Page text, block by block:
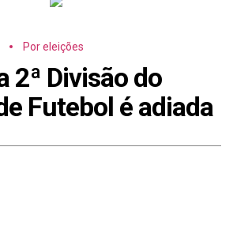
Por eleições
2ª Divisão do
Futebol é adiada